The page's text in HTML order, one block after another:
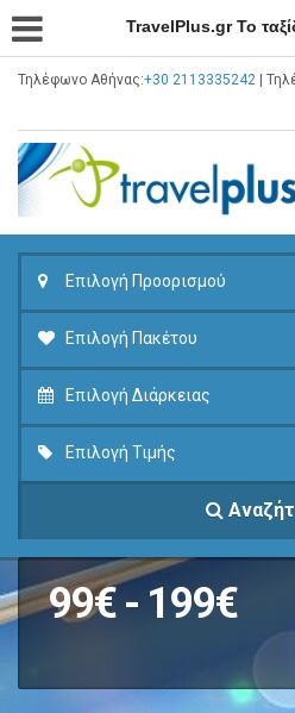
TravelPlus.gr Το
Τηλέφωνο Αθήνας:+30 2113335242 |
Επιλογή Προορισμού
Επιλογή Πακέτου
Επιλογή Διάρκειας
Επιλογή Τιμής
99€ - 199€